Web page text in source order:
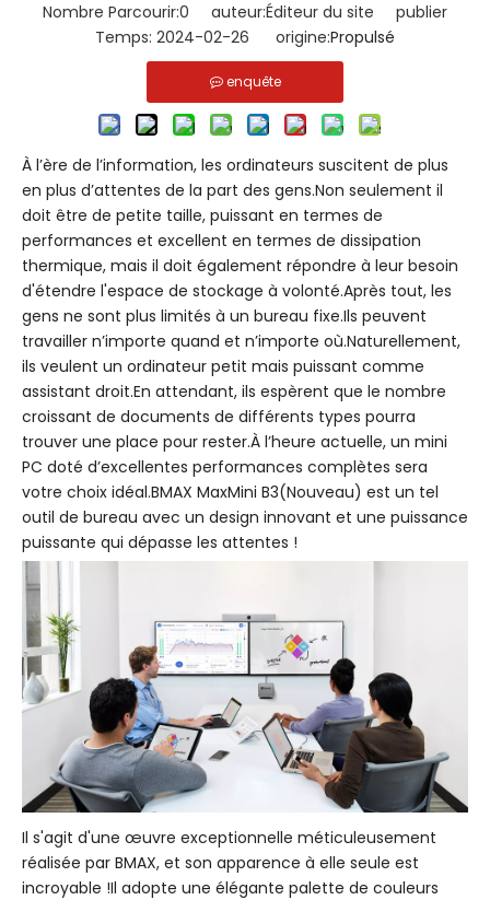
Nombre Parcourir:0 auteur:Éditeur du site publier
Temps: 2024-02-26 origine:Propulsé
enquête
À l’ère de l’information, les ordinateurs suscitent de plus
en plus d’attentes de la part des gens.Non seulement il
doit être de petite taille, puissant en termes de
performances et excellent en termes de dissipation
thermique, mais il doit également répondre à leur besoin
d'étendre l'espace de stockage à volonté.Après tout, les
gens ne sont plus limités à un bureau fixe.Ils peuvent
travailler n’importe quand et n’importe où.Naturellement,
ils veulent un ordinateur petit mais puissant comme
assistant droit.En attendant, ils espèrent que le nombre
croissant de documents de différents types pourra
trouver une place pour rester.À l’heure actuelle, un mini
PC doté d’excellentes performances complètes sera
votre choix idéal.BMAX MaxMini B3(Nouveau) est un tel
outil de bureau avec un design innovant et une puissance
puissante qui dépasse les attentes !
Il s'agit d'une œuvre exceptionnelle méticuleusement
réalisée par BMAX, et son apparence à elle seule est
incroyable !Il adopte une élégante palette de couleurs